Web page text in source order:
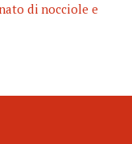
di nocciole e